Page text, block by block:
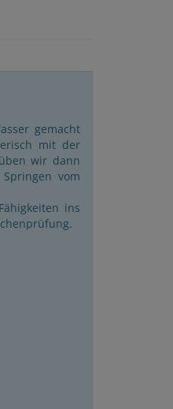
gemacht
mit der
wir dann
vom
ins